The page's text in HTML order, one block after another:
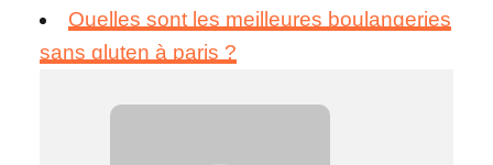
Quelles sont les meilleures boulangeries
sans gluten à paris ?